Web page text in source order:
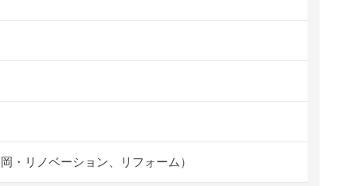
・リノベーション、リフォーム）